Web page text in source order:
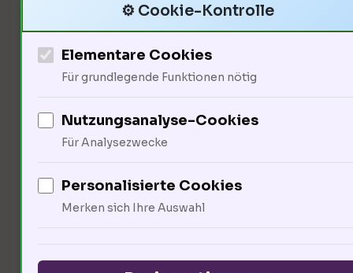
Politische Perspektiven von
Angela Merkel
Tezepelumab könnte die
Gesundheitsversorgung
⚙️ Cookie-Kontrolle
Elementare Cookies
Für grundlegende Funktionen nötig
Nutzungsanalyse-Cookies
Für Analysezwecke
Personalisierte Cookies
Merken sich Ihre Auswahl